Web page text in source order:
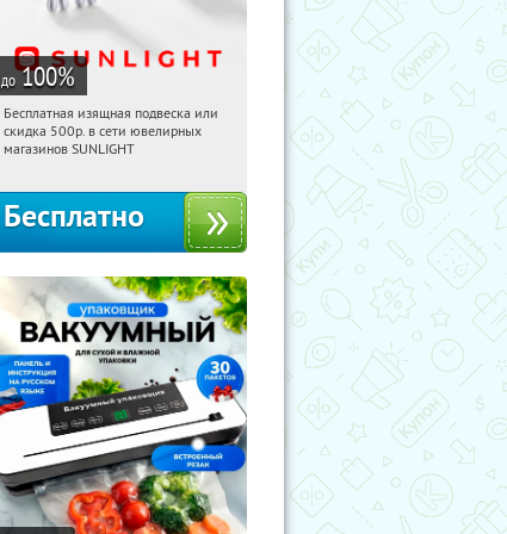
до 100%
11:24:01 Получили:
Россия
Бесплатная изящная подвеска или
скидка 500р. в сети ювелирных
магазинов SUNLIGHT
Бесплатно